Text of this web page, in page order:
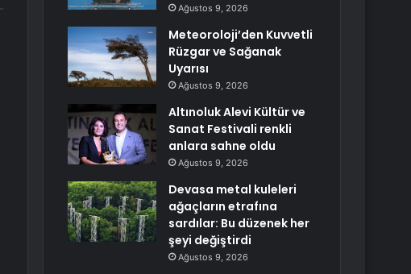
Ağustos 9, 2026
Meteoroloji’den Kuvvetli
Rüzgar ve Sağanak
Uyarısı
Ağustos 9, 2026
Altınoluk Alevi Kültür ve
Sanat Festivali renkli
anlara sahne oldu
Ağustos 9, 2026
Devasa metal kuleleri
ağaçların etrafına
sardılar: Bu düzenek her
şeyi değiştirdi
Ağustos 9, 2026